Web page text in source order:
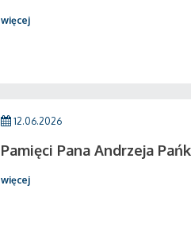
więcej
12.06.2026
Pamięci Pana Andrzeja
więcej